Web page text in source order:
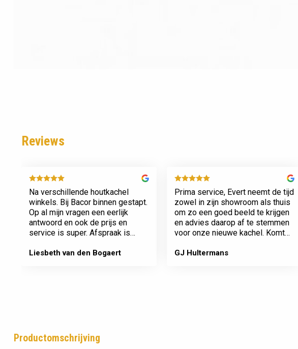
Reviews
Na verschillende houtkachel
winkels. Bij Bacor binnen gestapt.
Op al mijn vragen een eerlijk
antwoord en ook de prijs en
service is super. Afspraak is
Dank jullie wel! Bacor
Liesbeth van den Bogaert
Prima service, Evert neemt de tijd
zowel in zijn showroom als thuis
om zo een goed beeld te krijgen
en advies daarop af te stemmen
voor onze nieuwe kachel. Komt
GJ Hultermans
Productomschrijving